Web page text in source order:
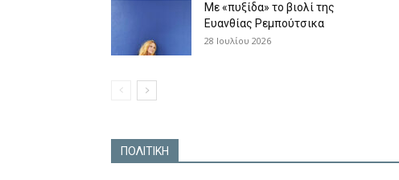
Με «πυξίδα» το βιολί της
Ευανθίας Ρεμπούτσικα
28 Ιουλίου 2026
ΠΟΛΙΤΙΚΗ